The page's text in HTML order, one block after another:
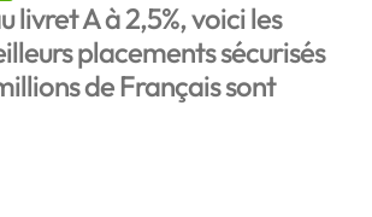
livret A à 2,5%, voici les
placements sécurisés
de Français sont